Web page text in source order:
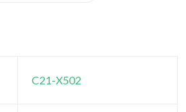
C21-X502